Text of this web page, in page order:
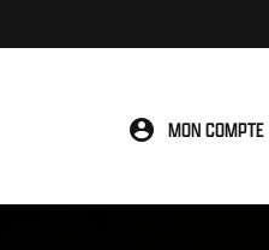
MON COMPTE